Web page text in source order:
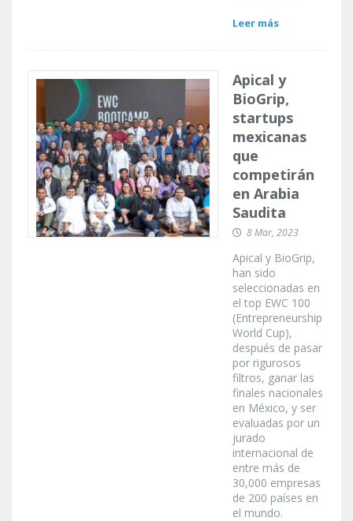
Leer más
Apical y
BioGrip,
startups
mexicanas
que
competirán
en Arabia
Saudita
8 Mar, 2023
Apical y BioGrip,
han sido
seleccionadas en
el top EWC 100
(Entrepreneurship
World Cup),
después de pasar
por rigurosos
filtros, ganar las
finales nacionales
en México, y ser
evaluadas por un
jurado
internacional de
entre más de
30,000 empresas
de 200 países en
el mundo.